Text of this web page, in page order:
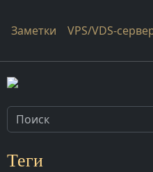
Заметки VPS/VDS-
Теги